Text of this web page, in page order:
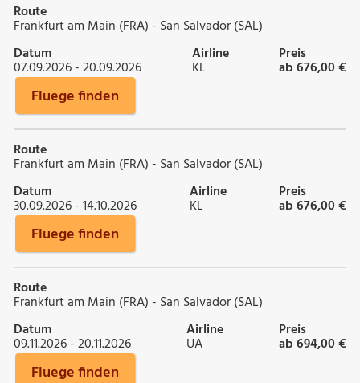
Route
Frankfurt am Main (FRA) - San Salvador (SAL)
Datum
07.09.2026 - 20.09.2026
Airline
KL
Preis
ab 676,00 €
Fluege finden
Route
Frankfurt am Main (FRA) - San Salvador (SAL)
Datum
30.09.2026 - 14.10.2026
Airline
KL
Preis
ab 676,00 €
Fluege finden
Route
Frankfurt am Main (FRA) - San Salvador (SAL)
Datum
09.11.2026 - 20.11.2026
Airline
UA
Preis
ab 694,00 €
Fluege finden